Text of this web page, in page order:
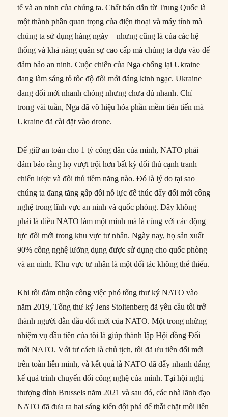
tế và an ninh của chúng ta. Chất bán dẫn từ Trung Quốc là
một thành phần quan trọng của điện thoại và máy tính mà
chúng ta sử dụng hàng ngày – nhưng cũng là của các hệ
thống và khả năng quân sự cao cấp mà chúng ta dựa vào để
đảm bảo an ninh. Cuộc chiến của Nga chống lại Ukraine
đang làm sáng tỏ tốc độ đổi mới đáng kinh ngạc. Ukraine
đang đổi mới nhanh chóng nhưng chưa đủ nhanh. Chỉ
trong vài tuần, Nga đã vô hiệu hóa phần mềm tiên tiến mà
Ukraine đã cài đặt vào drone.
Để giữ an toàn cho 1 tỷ công dân của mình, NATO phải
đảm bảo rằng họ vượt trội hơn bất kỳ đối thủ cạnh tranh
chiến lược và đối thủ tiềm năng nào. Đó là lý do tại sao
chúng ta đang tăng gấp đôi nỗ lực để thúc đẩy đổi mới công
nghệ trong lĩnh vực an ninh và quốc phòng. Đây không
phải là điều NATO làm một mình mà là cùng với các động
lực đổi mới trong khu vực tư nhân. Ngày nay, họ sản xuất
90% công nghệ lưỡng dụng được sử dụng cho quốc phòng
và an ninh. Khu vực tư nhân là một đối tác không thể thiếu.
Khi tôi đảm nhận công việc phó tổng thư ký NATO vào
năm 2019, Tổng thư ký Jens Stoltenberg đã yêu cầu tôi trở
thành người dẫn đầu đổi mới của NATO. Một trong những
nhiệm vụ đầu tiên của tôi là giúp thành lập Hội đồng Đổi
mới NATO. Với tư cách là chủ tịch, tôi đã ưu tiên đổi mới
trên toàn liên minh, và kết quả là NATO đã đẩy nhanh đáng
kể quá trình chuyển đổi công nghệ của mình. Tại hội nghị
thượng đỉnh Brussels năm 2021 và sau đó, các nhà lãnh đạo
NATO đã đưa ra hai sáng kiến đột phá để thắt chặt mối liên